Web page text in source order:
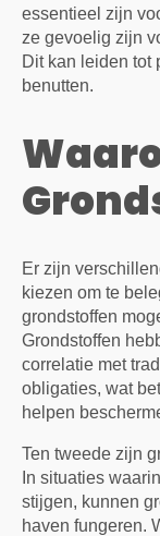
essentieel zijn
ze gevoelig zijn
Dit kan leiden tot
benutten.
Er zijn
kiezen om te
grondstoffen
Grondstoffen
correlatie met
obligaties, wat
helpen
Ten tweede zijn
In situaties
stijgen, kunnen
haven fungeren.